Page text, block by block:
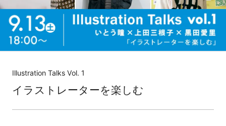
Illustration Talks Vol. 1
イラストレーターを楽しむ